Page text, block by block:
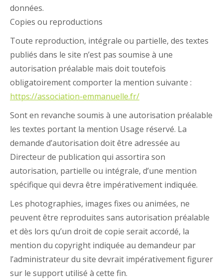
données.
Copies ou reproductions
Toute reproduction, intégrale ou partielle, des textes
publiés dans le site n’est pas soumise à une
autorisation préalable mais doit toutefois
obligatoirement comporter la mention suivante :
https://association-emmanuelle.fr/
Sont en revanche soumis à une autorisation préalable
les textes portant la mention Usage réservé. La
demande d’autorisation doit être adressée au
Directeur de publication qui assortira son
autorisation, partielle ou intégrale, d’une mention
spécifique qui devra être impérativement indiquée.
Les photographies, images fixes ou animées, ne
peuvent être reproduites sans autorisation préalable
et dès lors qu’un droit de copie serait accordé, la
mention du copyright indiquée au demandeur par
l’administrateur du site devrait impérativement figurer
sur le support utilisé à cette fin.